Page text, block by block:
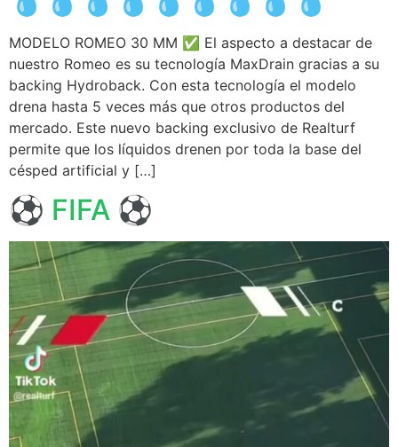
MODELO ROMEO 30 MM ✅️ El aspecto a destacar de
nuestro Romeo es su tecnología MaxDrain gracias a su
backing Hydroback. Con esta tecnología el modelo
drena hasta 5 veces más que otros productos del
mercado. Este nuevo backing exclusivo de Realturf
permite que los líquidos drenen por toda la base del
césped artificial y […]
⚽️ FIFA ⚽️